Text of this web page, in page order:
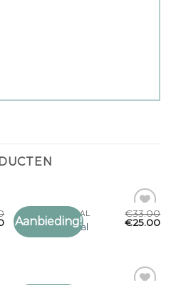
Aanbieding!
Toevoegen
ARABISCHE SJAAL
arabische sjaal
€33.00
€25.00